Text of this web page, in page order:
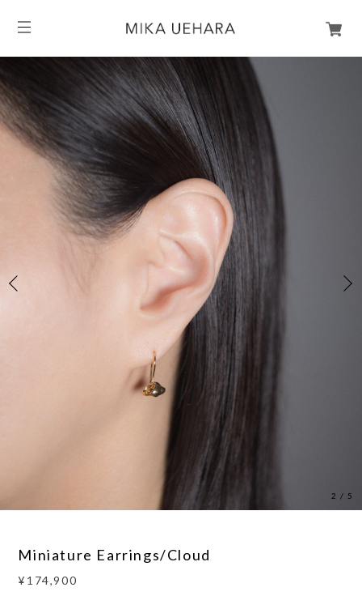
2 / 5
Miniature Earrings/Cloud
¥174,900